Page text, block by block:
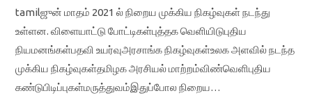
tamilஜுன் மாதம் 2021 ல் நிறைய முக்கிய நிகழ்வுகள் நடந்து
உள்ளன. விளையாட்டு போட்டிகள்புத்தக வெளியிடுபுதிய
நியமனங்கள்பதவி உயர்வுஅரசாங்க நிகழ்வுகள்உலக அளவில் நடந்த
முக்கிய நிகழ்வுகள்தமிழக அரசியல் மாற்றம்விண்வெளிபுதிய
கண்டுபிடிப்புகள்மருத்துவம்இதுப்போல நிறைய…